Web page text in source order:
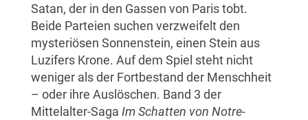
Satan, der in den Gassen von Paris tobt.
Beide Parteien suchen verzweifelt den
mysteriösen Sonnenstein, einen Stein aus
Luzifers Krone. Auf dem Spiel steht nicht
weniger als der Fortbestand der Menschheit
– oder ihre Auslöschen. Band 3 der
Mittelalter-Saga Im Schatten von Notre-